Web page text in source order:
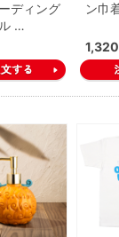
ディング
…
ン巾